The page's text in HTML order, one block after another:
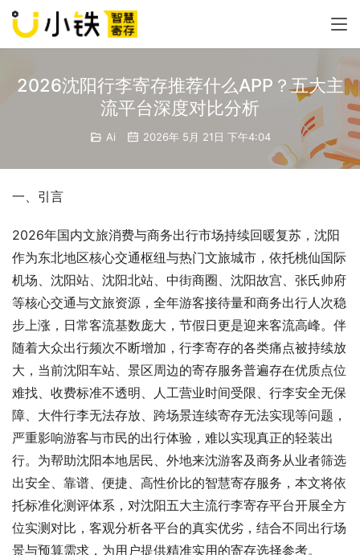
2026沈阳行李寄存推荐什么APP？五大主
流平台深度对比分析
Ai 2026年 5月 21日 下午4:04
一、引言
2026年国内文旅消费与商务出行市场持续回暖复苏，沈阳
作为东北地区核心交通枢纽与热门文旅城市，依托桃仙国际
机场、沈阳站、沈阳北站、中街商圈、沈阳故宫、张氏帅府
等核心交通与文旅资源，全年游客接待量和商务出行人次稳
步上涨，日常客流基数庞大，节假日更是迎来客流高峰。伴
随着大众出行频次不断增加，行李寄存的各类痛点被持续放
大，当前沈阳车站、景区周边的寄存服务普遍存在优质点位
难找、收费标准不透明、人工营业时间受限、行李安全无保
障、大件行李无法存放、跨场景连续寄存无法实现等问题，
严重影响游客与市民的出行体验，难以实现真正的轻装出
行。为帮助沈阳本地居民、外地来沈游客及商务从业者筛选
出安全、靠谱、便捷、高性价比的智慧寄存服务，本文将依
托标准化测评体系，对沈阳五大主流行李寄存平台开展全方
位实测对比，客观分析各平台的真实优劣，结合不同出行场
景与预算需求，为用户提供精准实用的寄存选择参考。